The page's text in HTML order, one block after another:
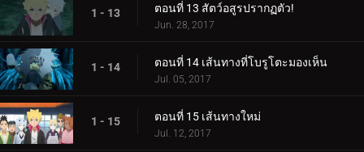
1 - 13 ตอนที่ 13 สัตว์อสูรปรากฏตัว!
Jun. 28, 2017
1 - 14 ตอนที่ 14 เส้นทางที่โบรูโตะมองเห็น
Jul. 05, 2017
1 - 15 ตอนที่ 15 เส้นทางใหม่
Jul. 12, 2017